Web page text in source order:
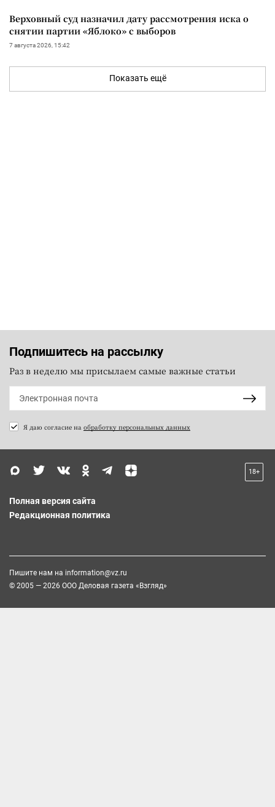
Верховный суд назначил дату рассмотрения иска о
снятии партии «Яблоко» с выборов
7 августа 2026, 15:42
Показать ещё
Подпишитесь на рассылку
Раз в неделю мы присылаем самые важные статьи
Я даю согласие на обработку персональных данных
18+
Полная версия сайта
Редакционная политика
Пишите нам на information@vz.ru
© 2005 — 2026 ООО Деловая газета «Взгляд»